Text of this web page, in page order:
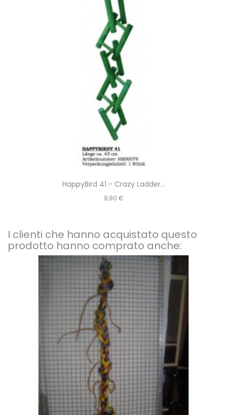
HappyBird 41 - Crazy Ladder...
Prezzo
9,90 €
I clienti che hanno acquistato questo
prodotto hanno comprato anche: